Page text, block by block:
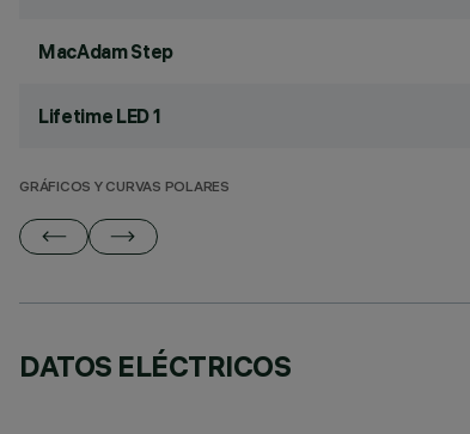
MacAdam Step
Lifetime LED 1
GRÁFICOS Y CURVAS POLARES
DATOS ELÉCTRICOS